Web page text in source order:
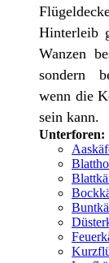
Hinterleib
Wanzen
sondern
wenn die
sein kann.
Unterforen: